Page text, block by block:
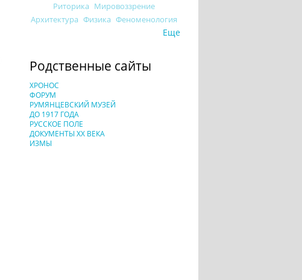
Риторика Мировоззрение
Архитектура Физика Феноменология
Еще
Родственные сайты
ХРОНОС
ФОРУМ
РУМЯНЦЕВСКИЙ МУЗЕЙ
ДО 1917 ГОДА
РУССКОЕ ПОЛЕ
ДОКУМЕНТЫ XX ВЕКА
ИЗМЫ